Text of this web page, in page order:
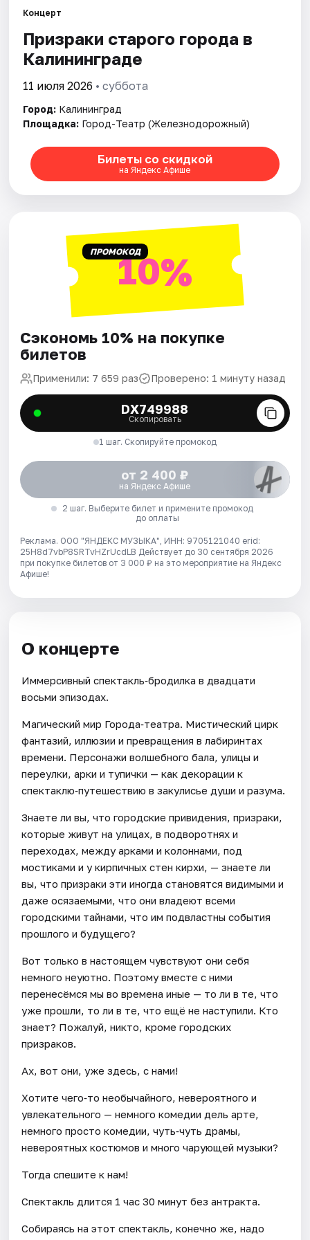
Площадки
Артисты
Концерт
Призраки старого города в
Калининграде
11 июля 2026 • суббота
Город: Калининград
Площадка: Город-Театр (Железнодорожный)
Билеты со скидкой
на Яндекс Афише
ПРОМОКОД10%
Сэкономь 10% на покупке
билетов
Применили: 7 659 раз Проверено: 1 минуту назад
DX749988
Скопировать
1 шаг. Скопируйте промокод
от 2 400 ₽
на Яндекс Афише
2 шаг. Выберите билет и примените промокод
до оплаты
Реклама. ООО "ЯНДЕКС МУЗЫКА", ИНН: 9705121040 erid:
25H8d7vbP8SRTvHZrUcdLB Действует до 30 сентября 2026
при покупке билетов от 3 000 ₽ на это мероприятие на Яндекс
Афише!
О концерте
Иммерсивный спектакль‑бродилка в двадцати
восьми эпизодах.
Магический мир Города‑театра. Мистический цирк
фантазий, иллюзии и превращения в лабиринтах
времени. Персонажи волшебного бала, улицы и
переулки, арки и тупички — как декорации к
спектаклю‑путешествию в закулисье души и разума.
Знаете ли вы, что городские привидения, призраки,
которые живут на улицах, в подворотнях и
переходах, между арками и колоннами, под
мостиками и у кирпичных стен кирхи, — знаете ли
вы, что призраки эти иногда становятся видимыми и
даже осязаемыми, что они владеют всеми
городскими тайнами, что им подвластны события
прошлого и будущего?
Вот только в настоящем чувствуют они себя
немного неуютно. Поэтому вместе с ними
перенесёмся мы во времена иные — то ли в те, что
уже прошли, то ли в те, что ещё не наступили. Кто
знает? Пожалуй, никто, кроме городских
призраков.
Ах, вот они, уже здесь, с нами!
Хотите чего‑то необычайного, невероятного и
увлекательного — немного комедии дель арте,
немного просто комедии, чуть‑чуть драмы,
невероятных костюмов и много чарующей музыки?
Тогда спешите к нам!
Спектакль длится 1 час 30 минут без антракта.
Собираясь на этот спектакль, конечно же, надо